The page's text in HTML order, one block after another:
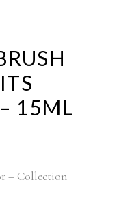
15ML
– Collection